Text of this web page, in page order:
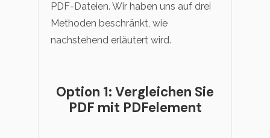
PDF-Dateien. Wir haben uns auf drei
Methoden beschränkt, wie
nachstehend erläutert wird.
Option 1: Vergleichen Sie
PDF mit PDFelement